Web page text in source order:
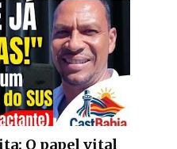
O papel vital